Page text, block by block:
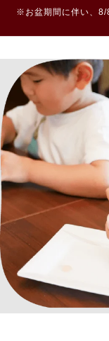
ンツに
※お盆期間に伴い、8/